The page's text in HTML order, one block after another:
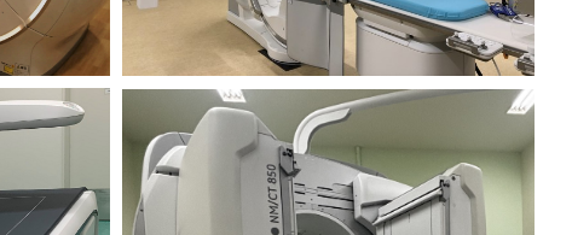
RI検査